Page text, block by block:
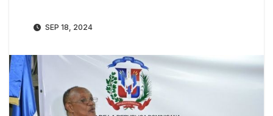
SEP 18, 2024